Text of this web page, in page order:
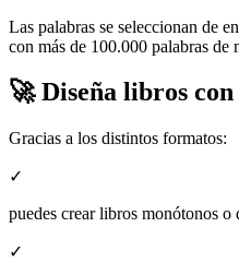
Las palabras se seleccionan de
con más de 100.000 palabras de
🚀 Diseña libros
Gracias a los distintos formatos:
✓
puedes crear libros monótonos o
✓